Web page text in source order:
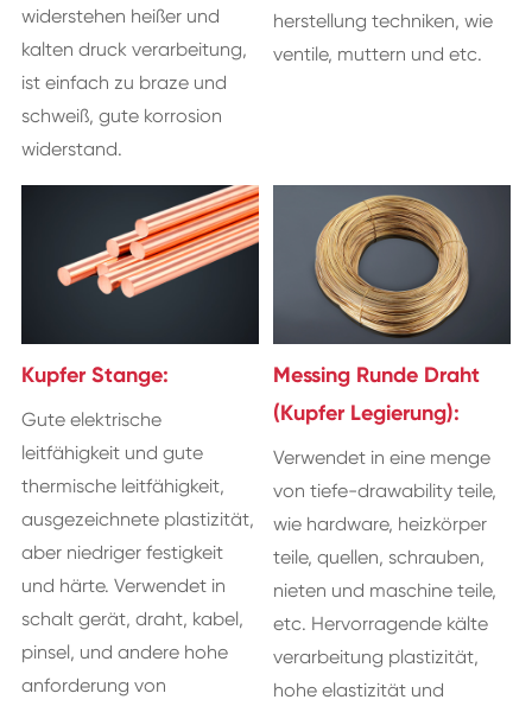
widerstehen heißer und
kalten druck verarbeitung,
ist einfach zu braze und
schweiß, gute korrosion
widerstand.
herstellung techniken, wie
ventile, muttern und etc.
Kupfer Stange:
Gute elektrische
leitfähigkeit und gute
thermische leitfähigkeit,
ausgezeichnete plastizität,
aber niedriger festigkeit
und härte. Verwendet in
schalt gerät, draht, kabel,
pinsel, und andere hohe
anforderung von
Messing Runde Draht
(Kupfer Legierung):
Verwendet in eine menge
von tiefe-drawability teile,
wie hardware, heizkörper
teile, quellen, schrauben,
nieten und maschine teile,
etc. Hervorragende kälte
verarbeitung plastizität,
hohe elastizität und